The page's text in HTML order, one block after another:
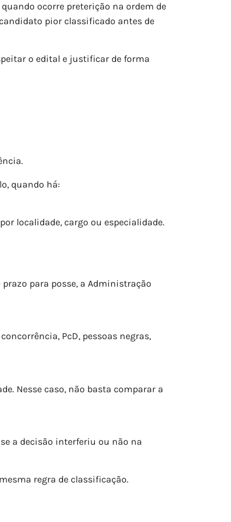
ocorre preterição na ordem de
pior classificado antes de
o edital e justificar de forma
quando há:
localidade, cargo ou especialidade.
para posse, a Administração
PcD, pessoas negras,
Nesse caso, não basta comparar a
a decisão interferiu ou não na
regra de classificação.